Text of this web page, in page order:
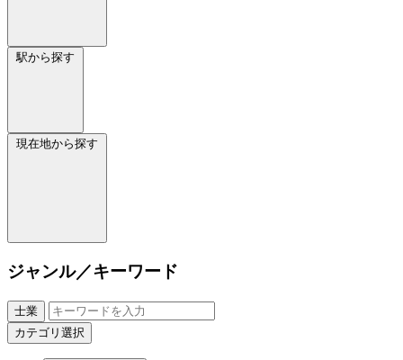
駅から探す
現在地から探す
ジャンル／キーワード
士業
カテゴリ選択